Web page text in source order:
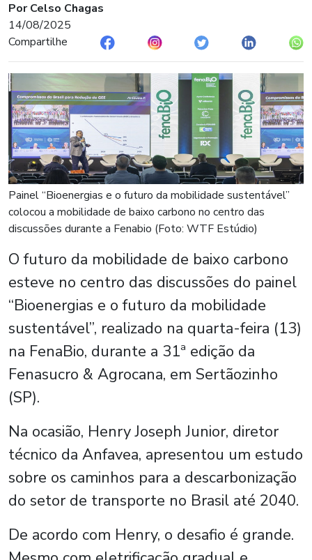
Por Celso Chagas
14/08/2025
Compartilhe
Painel “Bioenergias e o futuro da mobilidade sustentável”
colocou a mobilidade de baixo carbono no centro das
discussões durante a Fenabio (Foto: WTF Estúdio)
O futuro da mobilidade de baixo carbono
esteve no centro das discussões do painel
“Bioenergias e o futuro da mobilidade
sustentável”, realizado na quarta-feira (13)
na FenaBio, durante a 31ª edição da
Fenasucro & Agrocana, em Sertãozinho
(SP).
Na ocasião, Henry Joseph Junior, diretor
técnico da Anfavea, apresentou um estudo
sobre os caminhos para a descarbonização
do setor de transporte no Brasil até 2040.
De acordo com Henry, o desafio é grande.